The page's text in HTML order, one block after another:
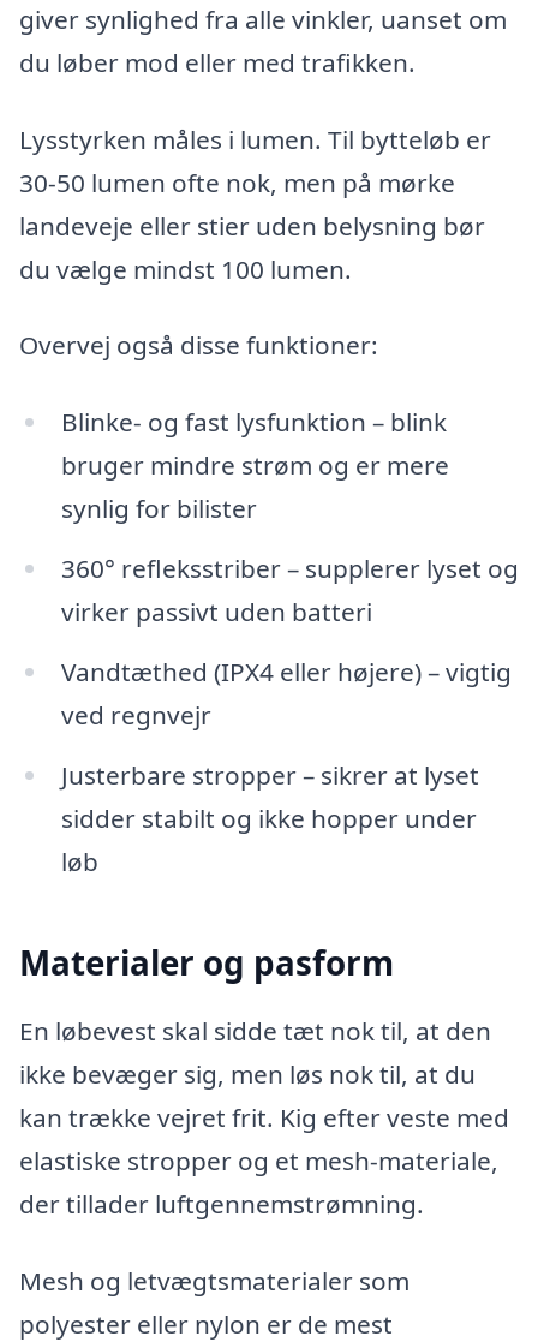
giver synlighed fra alle vinkler, uanset om
du løber mod eller med trafikken.
Lysstyrken måles i lumen. Til bytteløb er
30-50 lumen ofte nok, men på mørke
landeveje eller stier uden belysning bør
du vælge mindst 100 lumen.
Overvej også disse funktioner:
Blinke- og fast lysfunktion – blink
bruger mindre strøm og er mere
synlig for bilister
360° refleksstriber – supplerer lyset og
virker passivt uden batteri
Vandtæthed (IPX4 eller højere) – vigtig
ved regnvejr
Justerbare stropper – sikrer at lyset
sidder stabilt og ikke hopper under
løb
Materialer og pasform
En løbevest skal sidde tæt nok til, at den
ikke bevæger sig, men løs nok til, at du
kan trække vejret frit. Kig efter veste med
elastiske stropper og et mesh-materiale,
der tillader luftgennemstrømning.
Mesh og letvægtsmaterialer som
polyester eller nylon er de mest